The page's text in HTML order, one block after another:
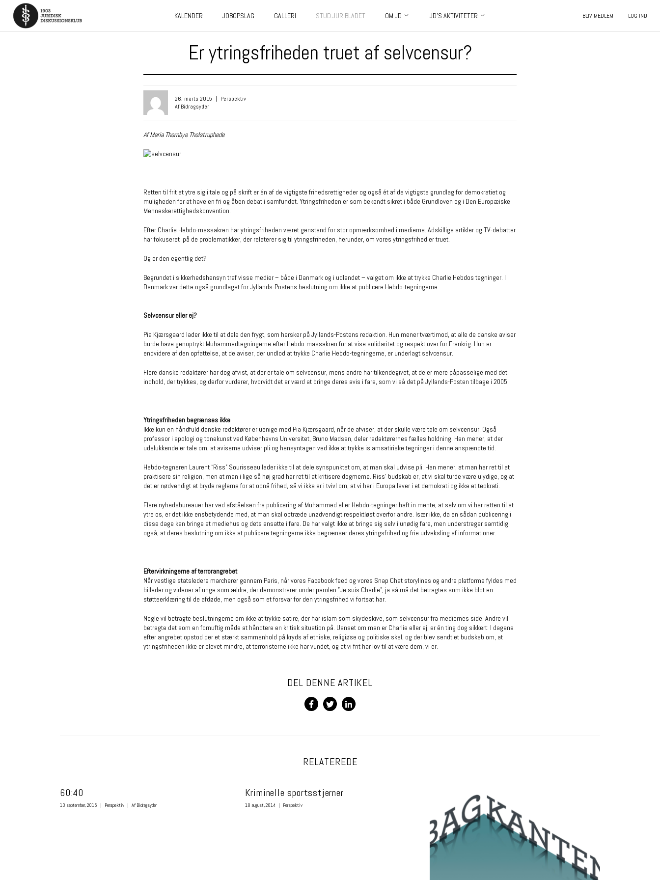
KALENDER JOBOPSLAG GALLERI STUD.JUR.BLADET OM JD JD’S AKTIVITETER BLIV MEDLEM LOG IND
Er ytringsfriheden truet af selvcensur?
26. marts 2015 | Perspektiv
Af Bidragsyder
Af Maria Thornbye Tholstruphede
Retten til frit at ytre sig i tale og på skrift er én af de vigtigste frihedsrettigheder og også ét af de vigtigste grundlag for demokratiet og
muligheden for at have en fri og åben debat i samfundet. Ytringsfriheden er som bekendt sikret i både Grundloven og i Den Europæiske
Menneskerettighedskonvention.
Efter Charlie Hebdo-massakren har ytringsfriheden været genstand for stor opmærksomhed i medierne. Adskillige artikler og TV-debatter
har fokuseret på de problematikker, der relaterer sig til ytringsfriheden, herunder, om vores ytringsfrihed er truet.
Og er den egentlig det?
Begrundet i sikkerhedshensyn traf visse medier – både i Danmark og i udlandet – valget om ikke at trykke Charlie Hebdos tegninger. I
Danmark var dette også grundlaget for Jyllands-Postens beslutning om ikke at publicere Hebdo-tegningerne.
Selvcensur eller ej?
Pia Kjærsgaard lader ikke til at dele den frygt, som hersker på Jyllands-Postens redaktion. Hun mener tværtimod, at alle de danske aviser
burde have genoptrykt Muhammedtegningerne efter Hebdo-massakren for at vise solidaritet og respekt over for Frankrig. Hun er
endvidere af den opfattelse, at de aviser, der undlod at trykke Charlie Hebdo-tegningerne, er underlagt selvcensur.
Flere danske redaktører har dog afvist, at der er tale om selvcensur, mens andre har tilkendegivet, at de er mere påpasselige med det
indhold, der trykkes, og derfor vurderer, hvorvidt det er værd at bringe deres avis i fare, som vi så det på Jyllands-Posten tilbage i 2005.
Ytringsfriheden begrænses ikke
Ikke kun en håndfuld danske redaktører er uenige med Pia Kjærsgaard, når de afviser, at der skulle være tale om selvcensur. Også
professor i apologi og tonekunst ved Københavns Universitet, Bruno Madsen, deler redaktørernes fælles holdning. Han mener, at der
udelukkende er tale om, at aviserne udviser pli og hensyntagen ved ikke at trykke islamsatiriske tegninger i denne anspændte tid.
Hebdo-tegneren Laurent “Riss” Sourisseau lader ikke til at dele synspunktet om, at man skal udvise pli. Han mener, at man har ret til at
praktisere sin religion, men at man i lige så høj grad har ret til at kritisere dogmerne. Riss’ budskab er, at vi skal turde være ulydige, og at
det er nødvendigt at bryde reglerne for at opnå frihed, så vi ikke er i tvivl om, at vi her i Europa lever i et demokrati og ikke et teokrati.
Flere nyhedsbureauer har ved afståelsen fra publicering af Muhammed eller Hebdo-tegninger haft in mente, at selv om vi har retten til at
ytre os, er det ikke ensbetydende med, at man skal optræde unødvendigt respektløst overfor andre. Især ikke, da en sådan publicering i
disse dage kan bringe et mediehus og dets ansatte i fare. De har valgt ikke at bringe sig selv i unødig fare, men understreger samtidig
også, at deres beslutning om ikke at publicere tegningerne ikke begrænser deres ytringsfrihed og frie udveksling af informationer.
Eftervirkningerne af terrorangrebet
Når vestlige statsledere marcherer gennem Paris, når vores Facebook feed og vores Snap Chat storylines og andre platforme fyldes med
billeder og videoer af unge som ældre, der demonstrerer under parolen ”Je suis Charlie”, ja så må det betragtes som ikke blot en
støtteerklæring til de afdøde, men også som et forsvar for den ytringsfrihed vi fortsat har.
Nogle vil betragte beslutningerne om ikke at trykke satire, der har islam som skydeskive, som selvcensur fra mediernes side. Andre vil
betragte det som en fornuftig måde at håndtere en kritisk situation på. Uanset om man er Charlie eller ej, er én ting dog sikkert: I dagene
efter angrebet opstod der et stærkt sammenhold på kryds af etniske, religiøse og politiske skel, og der blev sendt et budskab om, at
ytringsfriheden ikke er blevet mindre, at terroristerne ikke har vundet, og at vi frit har lov til at være dem, vi er.
DEL DENNE ARTIKEL
RELATEREDE
60:40
13 september, 2015 | Perspektiv | Af Bidragsyder
Kriminelle sportsstjerner
18 august, 2014 | Perspektiv